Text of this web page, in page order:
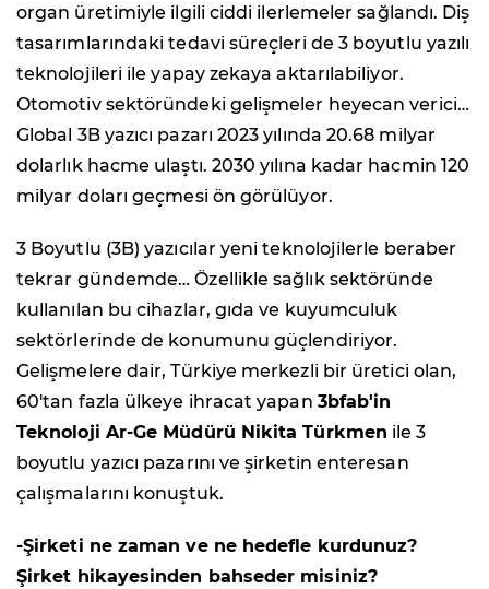
organ üretimiyle ilgili ciddi ilerlemeler sağlandı. Diş
tasarımlarındaki tedavi süreçleri de 3 boyutlu yazılı
teknolojileri ile yapay zekaya aktarılabiliyor.
Otomotiv sektöründeki gelişmeler heyecan verici…
Global 3B yazıcı pazarı 2023 yılında 20.68 milyar
dolarlık hacme ulaştı. 2030 yılına kadar hacmin 120
milyar doları geçmesi ön görülüyor.
3 Boyutlu (3B) yazıcılar yeni teknolojilerle beraber
tekrar gündemde… Özellikle sağlık sektöründe
kullanılan bu cihazlar, gıda ve kuyumculuk
sektörlerinde de konumunu güçlendiriyor.
Gelişmelere dair, Türkiye merkezli bir üretici olan,
60'tan fazla ülkeye ihracat yapan 3bfab'in
Teknoloji Ar-Ge Müdürü Nikita Türkmen ile 3
boyutlu yazıcı pazarını ve şirketin enteresan
çalışmalarını konuştuk.
-Şirketi ne zaman ve ne hedefle kurdunuz?
Şirket hikayesinden bahseder misiniz?